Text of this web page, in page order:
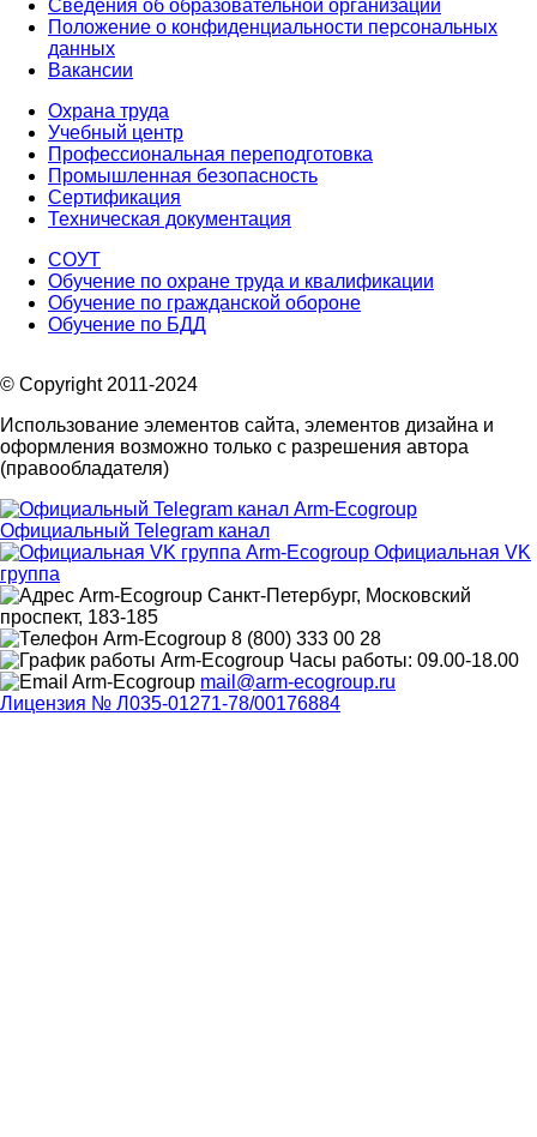
Сведения об образовательной организации
Положение о конфиденциальности персональных
данных
Вакансии
Охрана труда
Учебный центр
Профессиональная переподготовка
Промышленная безопасность
Сертификация
Техническая документация
СОУТ
Обучение по охране труда и квалификации
Обучение по гражданской обороне
Обучение по БДД
© Copyright 2011-2024
Использование элементов сайта, элементов дизайна и
оформления возможно только с разрешения автора
(правообладателя)
Официальный Telegram канал
Официальная VK
группа
Санкт-Петербург, Московский
проспект, 183-185
8 (800) 333 00 28
Часы работы: 09.00-18.00
mail@arm-ecogroup.ru
Лицензия № Л035-01271-78/00176884